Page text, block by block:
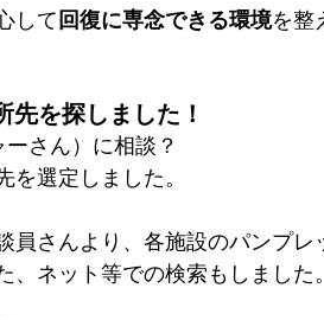
して 回復に専念できる環境を整
を探しました！
さん）に相談？
を選定しました。
さんより、各施設のパンプレ
ネット等での検索もしました。